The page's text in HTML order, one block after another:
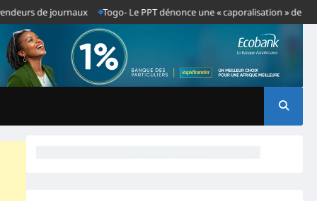
de journaux Togo- Le PPT dénonce une « caporalisation » de la